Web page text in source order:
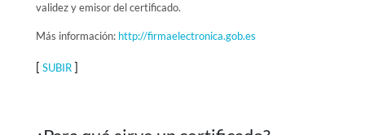
validez y emisor del certificado.
Más información: http://firmaelectronica.gob.es
[ SUBIR]